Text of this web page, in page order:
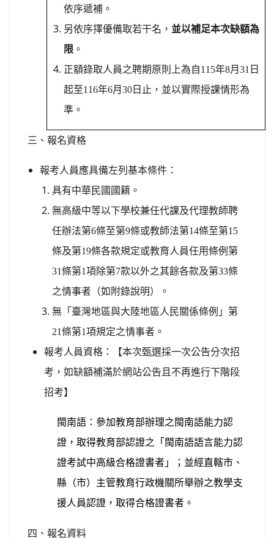
依序遞補。
另依序擇優備取若干名， 並以補足本次缺額為
限 。
正額錄取人員之聘期原則上為自115年8月31日
起至116年6月30日止，並以實際授課情形為
準。
三、 報名資格
報考人員應具備左列基本條件：
具有中華民國國籍。
無高級中等以下學校兼任代課及代理教師聘
任辦法第6條至第9條或教師法第14條至第15
條及第19條各款規定或教育人員任用條例第
31條第1項除第7款以外之其餘各款及第33條
之情事者（如附錄說明）。
無「臺灣地區與大陸地區人民關係條例」第
21條第1項規定之情事者。
報考人員資格：【本次甄選採一次公告分次招
考，如缺額補滿於網站公告且不再進行下階段
招考】
閩南語：參加教育部辦理之閩南語能力認
證，取得教育部認證之「閩南語語言能力認
證考試中高級合格證書者」；並經直轄市、
縣（市）主管教育行政機關所舉辦之教學支
援人員認證，取得合格證書者。
四、報名資料